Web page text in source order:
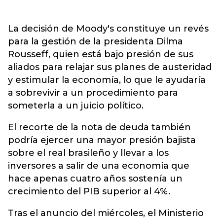
La decisión de Moody's constituye un revés
para la gestión de la presidenta Dilma
Rousseff, quien está bajo presión de sus
aliados para relajar sus planes de austeridad
y estimular la economía, lo que le ayudaría
a sobrevivir a un procedimiento para
someterla a un juicio político.
El recorte de la nota de deuda también
podría ejercer una mayor presión bajista
sobre el real brasileño y llevar a los
inversores a salir de una economía que
hace apenas cuatro años sostenía un
crecimiento del PIB superior al 4%.
Tras el anuncio del miércoles, el Ministerio